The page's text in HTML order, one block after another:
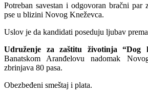
Potreban savestan i odgovoran bračni
pse u blizini Novog Kneževca.
Uslov je da kandidati poseduju ljubav
Udruženje za zaštitu životinja “Dog
Banatskom Aranđelovu nadomak
zbrinjava 80 pasa.
Obezbeđeni smeštaj i plata.